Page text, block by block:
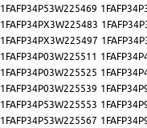
1FAFP34P53W225469
1FAFP34PX3W225483
1FAFP34PX3W225497
1FAFP34P03W225511
1FAFP34P03W225525
1FAFP34P03W225539
1FAFP34P53W225553
1FAFP34P53W225567